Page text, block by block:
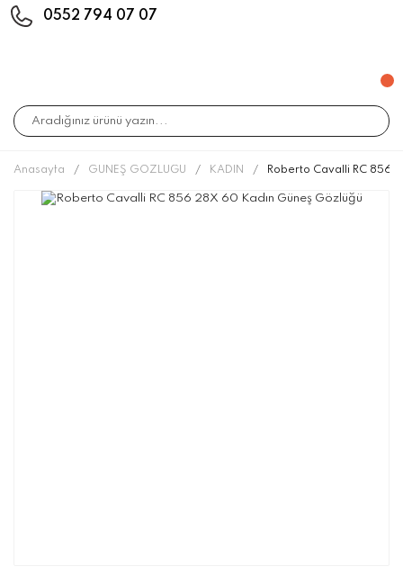
0552 794 07 07
Anasayfa GÜNEŞ GÖZLÜĞÜ KADIN Roberto Cavalli RC 856